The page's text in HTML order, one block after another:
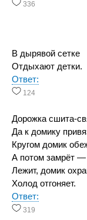
336
В дырявой сетке
Отдыхают детки.
Ответ:
124
Дорожка сшита-
Да к домику
Кругом домик
А потом замрёт —
Лежит, домик
Холод отгоняет.
Ответ:
319